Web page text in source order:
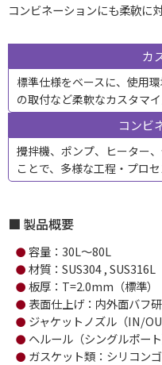
コンビネーションにも柔軟に
カ
標準仕様をベースに、使用
の取付など柔軟なカスタマイ
コンビ
攪拌機、ポンプ、ヒーター
ことで、多様な工程・プロ
製品概要
● 容量：30L～80L
● 材質：SUS304 , SUS316L
● 板厚：T=2.0mm（標準）
● 表面仕上げ：内外面バフ
● ジャケットノズル（IN/
● ヘルール（シングルポー
● ガスケット類：シリコン